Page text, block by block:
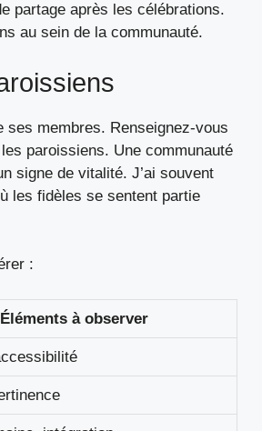
partage après les célébrations.
au sein de la communauté.
ses membres. Renseignez-vous
paroissiens. Une communauté
signe de vitalité. J’ai souvent
les fidèles se sentent partie
:
Éléments à observer